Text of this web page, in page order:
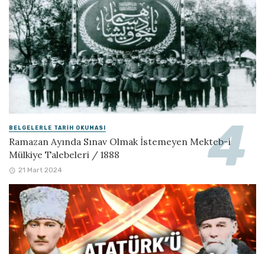
BELGELERLE TARIH OKUMASI
Ramazan Ayında Sınav Olmak İstemeyen Mekteb-i
Mülkiye Talebeleri / 1888
21 Mart 2024